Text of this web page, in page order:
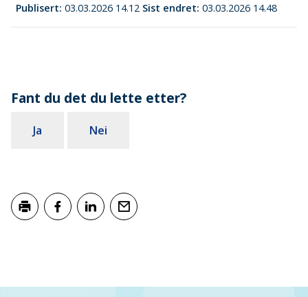
Publisert 03.03.2026 14.12 Sist endret 03.03.2026 14.48
Fant du det du lette etter?
Ja Nei